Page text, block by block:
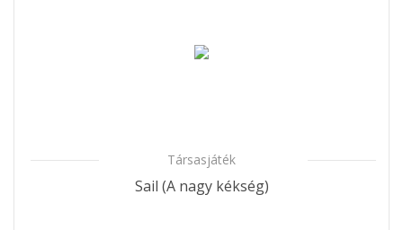
Társasjáték
Sail (A nagy kékség)